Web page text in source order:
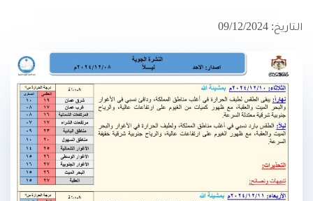
التاريخ: 09/12/2024